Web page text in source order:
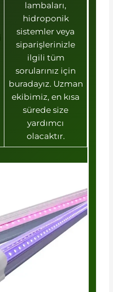
lambaları,
hidroponik
sistemler veya
siparişlerinizle
ilgili tüm
sorularınız için
buradayız. Uzman
ekibimiz, en kısa
sürede size
yardımcı
olacaktır.